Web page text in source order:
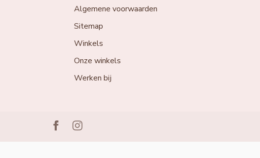
Algemene voorwaarden
Sitemap
Winkels
Onze winkels
Werken bij